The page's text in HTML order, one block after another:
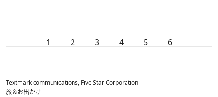
1 2 3 4 5 6
Text＝ark communications, Five Star Corporation
旅＆お出かけ